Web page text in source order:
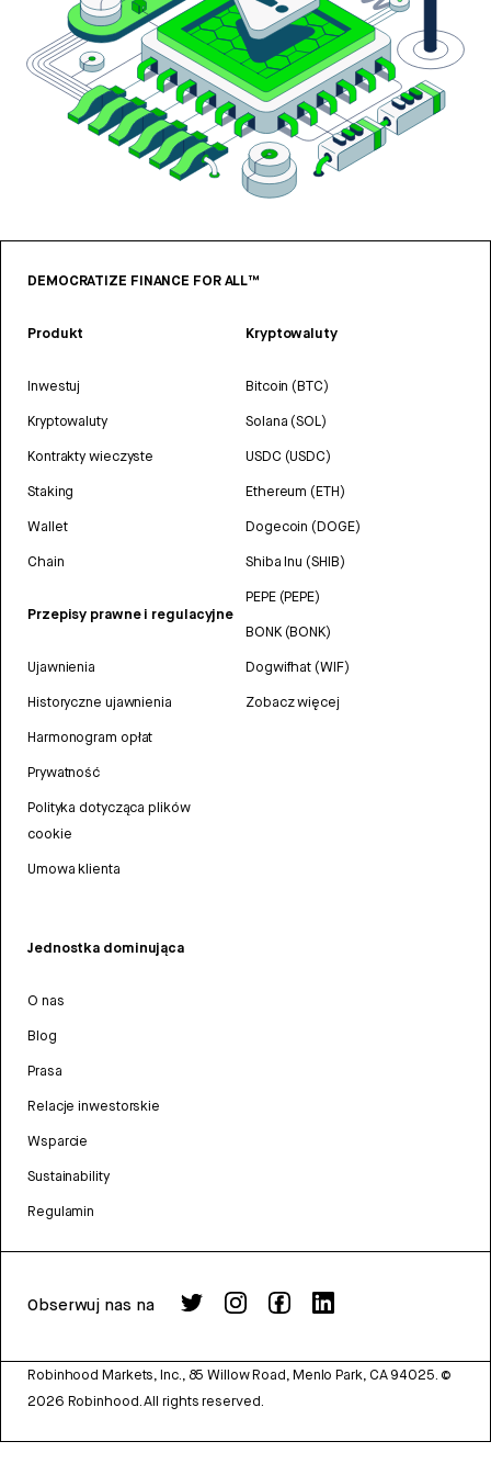
DEMOCRATIZE FINANCE FOR ALL™
Produkt
Inwestuj
Kryptowaluty
Kontrakty wieczyste
Staking
Wallet
Chain
Przepisy prawne i regulacyjne
Ujawnienia
Historyczne ujawnienia
Harmonogram opłat
Prywatność
Polityka dotycząca plików
cookie
Umowa klienta
Kryptowaluty
Bitcoin (BTC)
Solana (SOL)
USDC (USDC)
Ethereum (ETH)
Dogecoin (DOGE)
Shiba Inu (SHIB)
PEPE (PEPE)
BONK (BONK)
Dogwifhat (WIF)
Zobacz więcej
Jednostka dominująca
O nas
Blog
Prasa
Relacje inwestorskie
Wsparcie
Sustainability
Regulamin
Obserwuj nas na
Robinhood Markets, Inc., 85 Willow Road, Menlo Park, CA 94025. ©
2026 Robinhood. All rights reserved.